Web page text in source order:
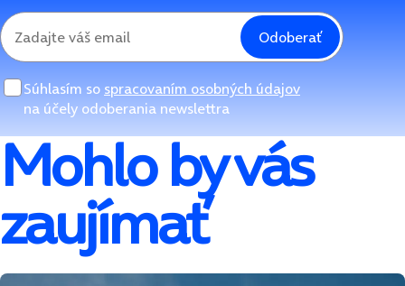
Odoberať
Súhlasím so spracovaním osobných údajov
na účely odoberania newslettra
Mohlo by vás
zaujímať